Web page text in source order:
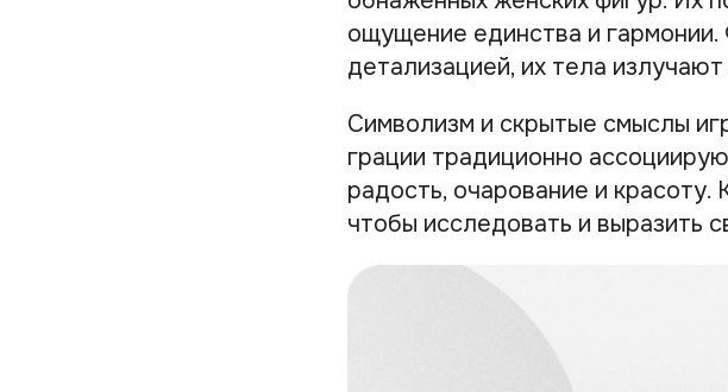
ощущение единства и
детализацией, их тела
Символизм и скрытые смыслы
грации традиционно
радость, очарование и красоту.
чтобы исследовать и выразить